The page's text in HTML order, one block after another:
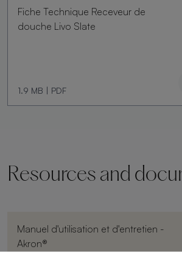
Fiche Technique Receveur de
douche Livo Slate
1.9 MB | PDF
Resources and
Manuel d'utilisation et d'entretien -
Akron®